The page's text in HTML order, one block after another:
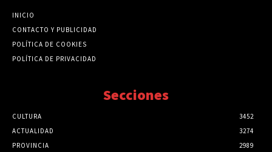
INICIO
CONTACTO Y PUBLICIDAD
POLÍTICA DE COOKIES
POLÍTICA DE PRIVACIDAD
Secciones
CULTURA
3452
ACTUALIDAD
3274
PROVINCIA
2989